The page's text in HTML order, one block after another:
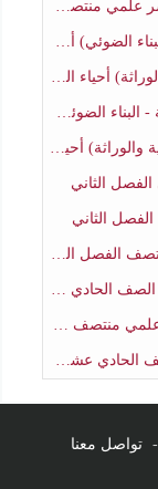
الفصل الثاني
علمي الفصل الثاني
منتصف الفصل الثاني
عشر علمي الفصل الثاني
منتصف الفصل الثاني
الثاني
الثاني
الثاني
الفصل الثاني
الفصل الثاني
الفصل الثاني
- تواصل معنا